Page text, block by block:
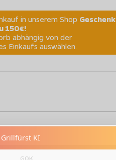
in unserem Shop
150€!
abhängig von der
Einkaufs auswählen.
GOK